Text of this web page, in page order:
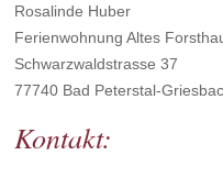
Rosalinde Huber
Ferienwohnung Altes
Schwarzwaldstrasse 37
77740 Bad Peterstal-
Kontakt: